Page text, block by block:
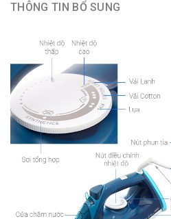
THÔNG TIN BỔ SUNG